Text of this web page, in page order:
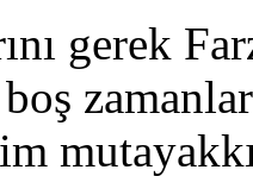
gerek